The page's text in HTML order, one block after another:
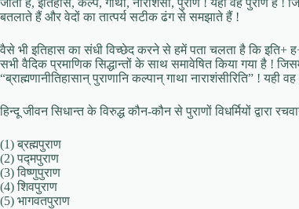
बतलाते हैं और वेदों का तात्पर्य सटीक ढंग से समझाते हैं !
वैसे भी इतिहास का संधी विच्छेद करने से हमें पता चलता है कि इति+ ह+
सभी वैदिक प्रमाणिक सिद्धान्तों के साथ समावेषित किया गया है !
“ब्राह्मणानीतिहासान् पुराणानि कल्पान् गाथा नाराशंसीरिति” ! यही
हिन्दू जीवन सिधान्त के विरुद्ध कौन-कौन से पुराणों विधर्मियों द्वारा
(1) ब्रह्मपुराण
(2) पद्मपुराण
(3) विष्णुपुराण
(4) शिवपुराण
(5) भागवतपुराण